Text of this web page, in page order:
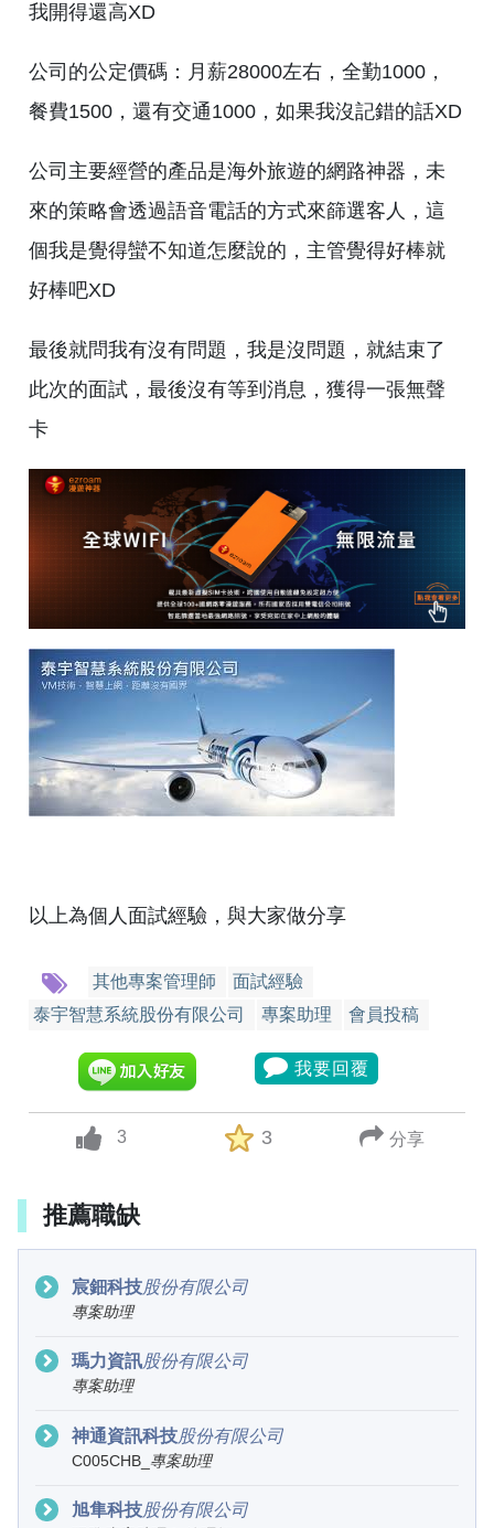
我開得還高XD
公司的公定價碼：月薪28000左右，全勤1000，
餐費1500，還有交通1000，如果我沒記錯的話XD
公司主要經營的產品是海外旅遊的網路神器，未
來的策略會透過語音電話的方式來篩選客人，這
個我是覺得蠻不知道怎麼說的，主管覺得好棒就
好棒吧XD
最後就問我有沒有問題，我是沒問題，就結束了
此次的面試，最後沒有等到消息，獲得一張無聲
卡
以上為個人面試經驗，與大家做分享
其他專案管理師
面試經驗
泰宇智慧系統股份有限公司
專案助理 會員投稿
我要回覆
up vote
3 3 分享
推薦職缺
宸鈿科技股份有限公司
專案助理
瑪力資訊股份有限公司
專案助理
神通資訊科技股份有限公司
C005CHB_專案助理
旭隼科技股份有限公司